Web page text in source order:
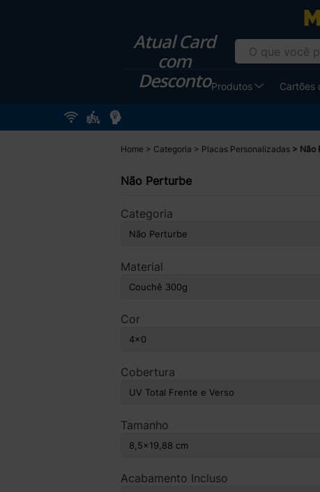
Atual Card
com
DescontoProdutos Cartões
Home Categoria Placas Personalizadas Não
Não Perturbe
Categoria
Material
Cor
Cobertura
Tamanho
Acabamento Incluso